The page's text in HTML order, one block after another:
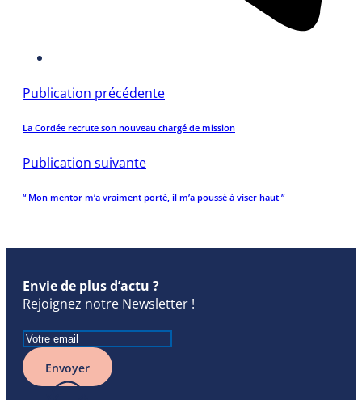
Publication précédente
La Cordée recrute son nouveau chargé de mission
Publication suivante
“ Mon mentor m’a vraiment porté, il m’a poussé à viser haut ”
Envie de plus d’actu ?
Rejoignez notre Newsletter !
Envoyer